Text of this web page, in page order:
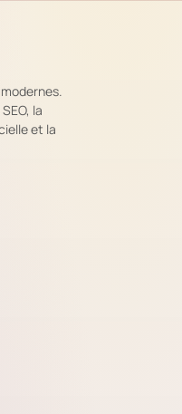
la
et la